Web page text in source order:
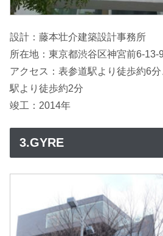
設計：藤本壮介建築設計事務所
所在地：東京都渋谷区神宮前6-13-9
アクセス：表参道駅より徒歩約6分
駅より徒歩約2分
竣工：2014年
3.GYRE